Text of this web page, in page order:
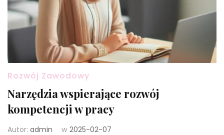
Rozwój Zawodowy
Narzędzia wspierające rozwój
kompetencji w pracy
Autor: admin w 2025-02-07